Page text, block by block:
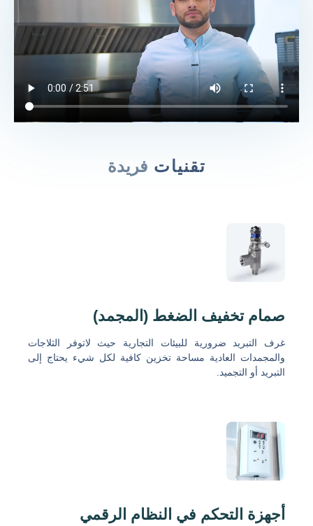
تقنياتفريدة
صمام تخفيف الضغط (المجمد)
غرف التبريد ضرورية للبيئات التجارية حيث لاتوفر الثلاجات
والمجمدات العادية مساحة تخزين كافية لكل شيء يحتاج إلى
التبريد أو التجميد.
أجهزة التحكم في النظام الرقمي